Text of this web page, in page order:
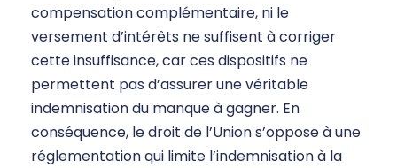
compensation complémentaire, ni le
versement d’intérêts ne suffisent à corriger
cette insuffisance, car ces dispositifs ne
permettent pas d’assurer une véritable
indemnisation du manque à gagner. En
conséquence, le droit de l’Union s’oppose à une
réglementation qui limite l’indemnisation à la